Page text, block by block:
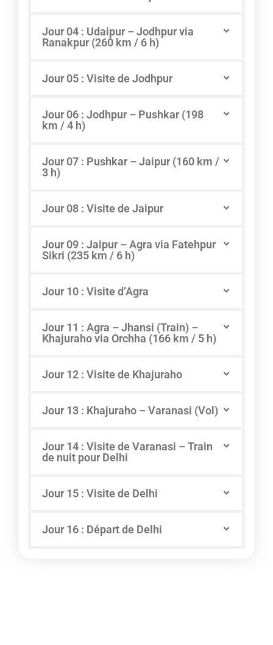
Jour 04 : Udaipur – Jodhpur via
Ranakpur (260 km / 6 h)
Jour 05 : Visite de Jodhpur
Jour 06 : Jodhpur – Pushkar (198
km / 4 h)
Jour 07 : Pushkar – Jaipur (160 km /
3 h)
Jour 08 : Visite de Jaipur
Jour 09 : Jaipur – Agra via Fatehpur
Sikri (235 km / 6 h)
Jour 10 : Visite d’Agra
Jour 11 : Agra – Jhansi (Train) –
Khajuraho via Orchha (166 km / 5 h)
Jour 12 : Visite de Khajuraho
Jour 13 : Khajuraho – Varanasi (Vol)
Jour 14 : Visite de Varanasi – Train
de nuit pour Delhi
Jour 15 : Visite de Delhi
Jour 16 : Départ de Delhi